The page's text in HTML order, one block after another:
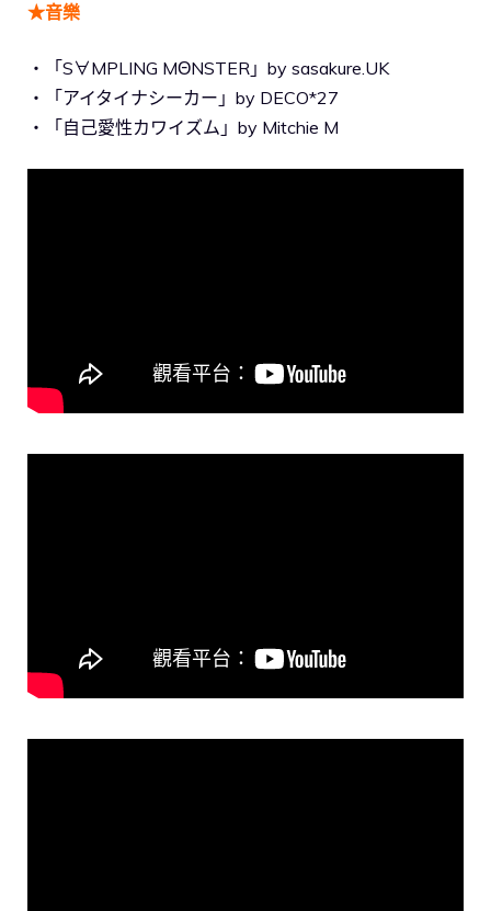
★音樂
・「S∀MPLING MΘNSTER」by sasakure.UK
・「アイタイナシーカー」by DECO*27
・「自己愛性カワイズム」by Mitchie M